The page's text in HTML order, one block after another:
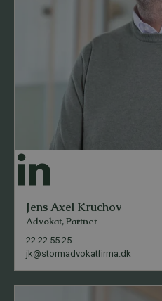
Jens Axel Kruchov
Advokat, Partner
22 22 55 25
jk@stormadvokatfirma.dk